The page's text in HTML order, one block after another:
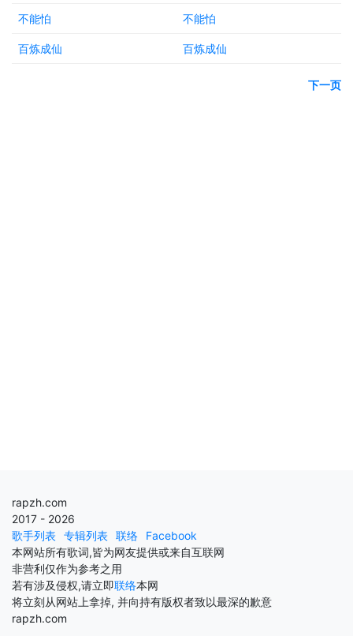
不能怕 不能怕
百炼成仙 百炼成仙
下一页
rapzh.com
2017 - 2026
歌手列表 专辑列表 联络
Facebook
本网站所有歌词,皆为网友提供或来自互联网
非营利仅作为参考之用
若有涉及侵权,请立即联络本网
将立刻从网站上拿掉, 并向持有版权者致以最深的歉意
rapzh.com